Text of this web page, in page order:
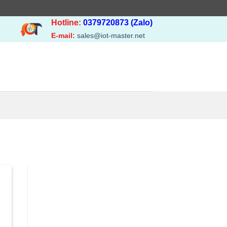
Hotline: 0379720873 (Zalo)
E-mail: sales@iot-master.net